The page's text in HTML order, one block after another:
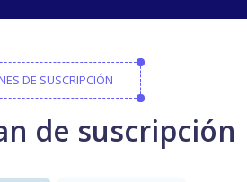
DE SUSCRIPCIÓN
de suscripción